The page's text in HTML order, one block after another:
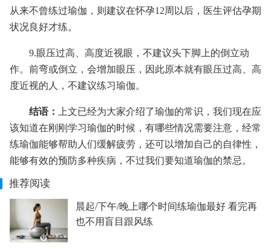
从来不曾练过瑜伽，则建议在怀孕12周以后，医生评估孕期
状况良好才练。
9.眼压过高、高度近视眼，不建议头下脚上的倒立动
作。前弯或倒立，会增加眼压，因此原本就有眼压过高、高
度近视的人，不建议练习瑜伽。
结语：
上文已经为大家介绍了瑜伽的常识，我们现在应
该知道在刚刚学习瑜伽的时候，有哪些情况需要注意，经常
练瑜伽能够帮助人们缓解疲劳，还可以增加自己的自律性，
能够有效的预防多种疾病，不过我们要知道瑜伽的禁忌。
推荐阅读
晨起/下午/晚上哪个时间练瑜伽最好 看完再
也不用盲目跟风练